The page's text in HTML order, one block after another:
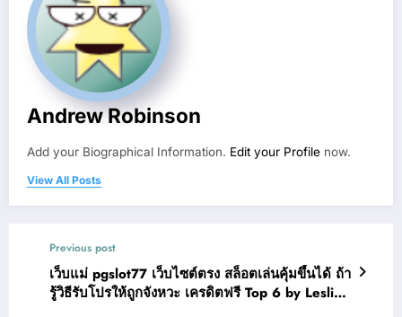
Andrew Robinson
Add your Biographical Information. Edit your Profile now.
View All Posts
Previous post
เว็บแม่ pgslot77 เว็บไซต์ตรง สล็อตเล่นคุ้มขึ้นได้ ถ้า
รู้วิธีรับโปรให้ถูกจังหวะ เครดิตฟรี Top 6 by Lesli